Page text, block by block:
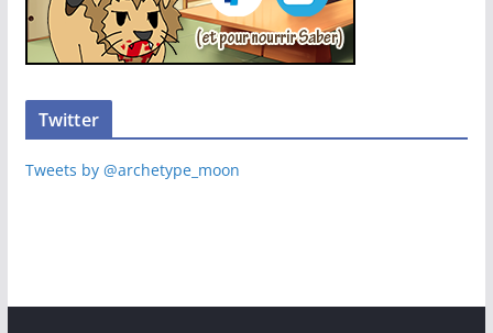
Twitter
Tweets by @archetype_moon